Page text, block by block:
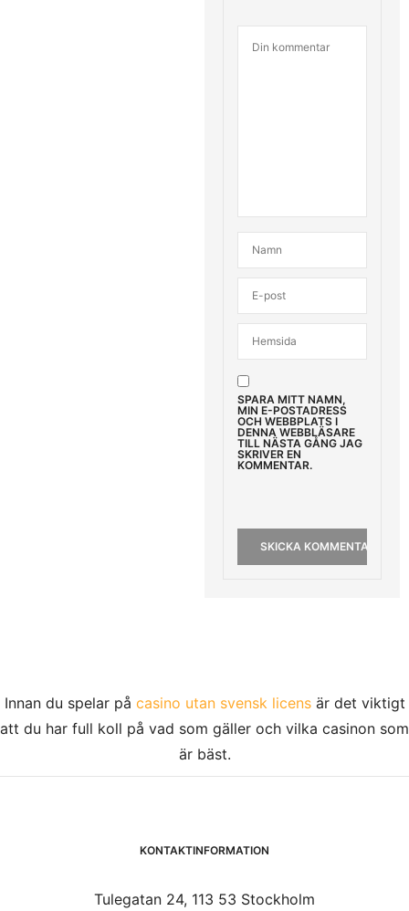
SPARA MITT NAMN,
MIN E-POSTADRESS
OCH WEBBPLATS I
DENNA WEBBLÄSARE
TILL NÄSTA GÅNG JAG
SKRIVER EN
KOMMENTAR.
Innan du spelar på casino utan svensk licensär det viktigt
att du har full koll på vad som gäller och vilka casinon som
är bäst.
KONTAKTINFORMATION
Tulegatan 24, 113 53 Stockholm